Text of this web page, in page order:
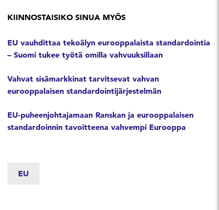
KIINNOSTAISIKO SINUA MYÖS
EU vauhdittaa tekoälyn eurooppalaista standardointia
– Suomi tukee työtä omilla vahvuuksillaan
Vahvat sisämarkkinat tarvitsevat vahvan
eurooppalaisen standardointijärjestelmän
EU-puheenjohtajamaan Ranskan ja eurooppalaisen
standardoinnin tavoitteena vahvempi Eurooppa
EU